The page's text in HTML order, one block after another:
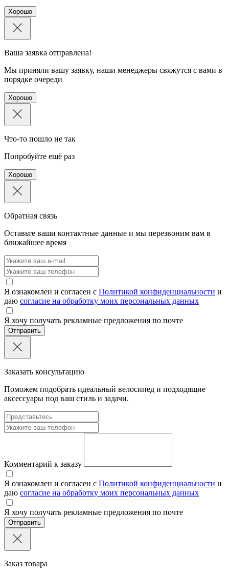
Хорошо
Ваша заявка отправлена!
Мы приняли вашу заявку, наши менеджеры свяжутся с вами в
порядке очереди
Хорошо
Что-то пошло не так
Попробуйте ещё раз
Хорошо
Обратная связь
Оставьте ваши контактные данные и мы перезвоним вам в
ближайшее время
Я ознакомлен и согласен с Политикой конфиденциальности и
даю согласие на обработку моих персональных данных
Я хочу получать рекламные предложения по почте
Отправить
Заказать консультацию
Поможем подобрать идеальный велосипед и подходящие
аксессуары под ваш стиль и задачи.
Комментарий к заказу
Я ознакомлен и согласен с Политикой конфиденциальности и
даю согласие на обработку моих персональных данных
Я хочу получать рекламные предложения по почте
Отправить
Заказ товара